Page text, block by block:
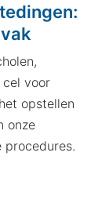
cel voor
opstellen
onze
procedures.